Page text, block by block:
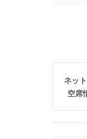
ネッ
空席